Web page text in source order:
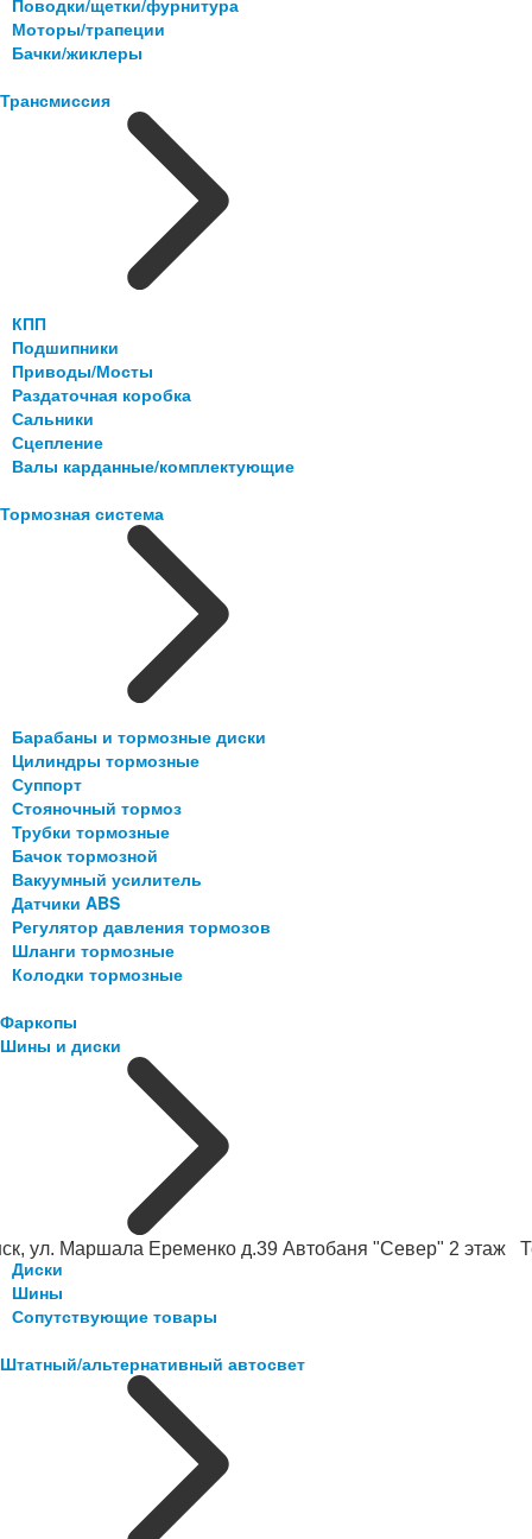
ул. Маршала Еременко д.39 Автобаня "Север" 2 этаж
Поводки/щетки/фурнитура
Моторы/трапеции
Бачки/жиклеры
Трансмиссия
КПП
Подшипники
Приводы/Мосты
Раздаточная коробка
Сальники
Сцепление
Валы карданные/комплектующие
Тормозная система
Барабаны и тормозные диски
Цилиндры тормозные
Суппорт
Стояночный тормоз
Трубки тормозные
Бачок тормозной
Вакуумный усилитель
Датчики ABS
Регулятор давления тормозов
Шланги тормозные
Колодки тормозные
Фаркопы
Шины и диски
Диски
Шины
Сопутствующие товары
Штатный/альтернативный автосвет